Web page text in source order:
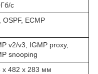
с
OSPF, ECMP
v2/v3, IGMP proxy,
snooping
x 482 x 283 мм